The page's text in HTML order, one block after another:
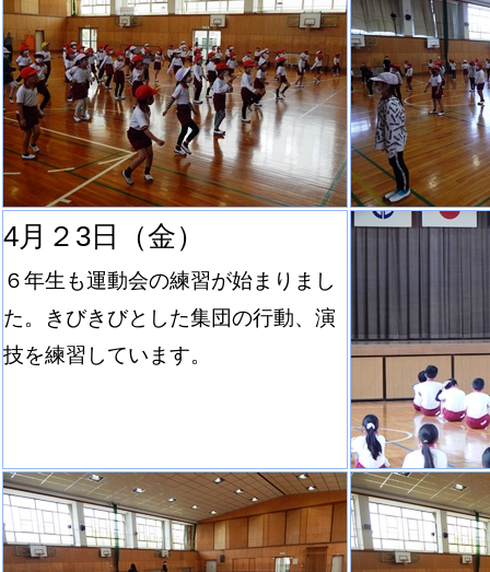
4月２3日（金）
６年生も運動会の練習が始まりまし
た。きびきびとした集団の行動、演
技を練習しています。